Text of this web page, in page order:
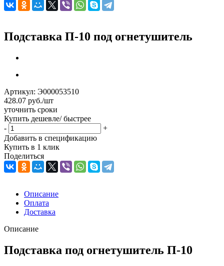
Подставка П-10 под огнетушитель
Артикул: Э000053510
428.07 руб./шт
уточнить сроки
Купить дешевле/ быстрее
-
+
Добавить в спецификацию
Купить в 1 клик
Поделиться
Описание
Оплата
Доставка
Описание
Подставка под огнетушитель П-10